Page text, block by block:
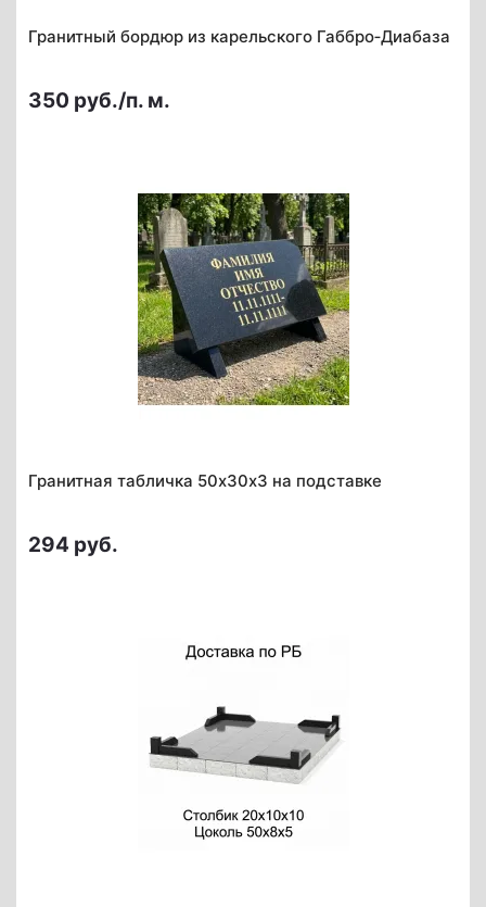
Гранитный бордюр из карельского Габбро‑Диабаза
350 руб./п. м.
Гранитная табличка 50х30х3 на подставке
294 руб.